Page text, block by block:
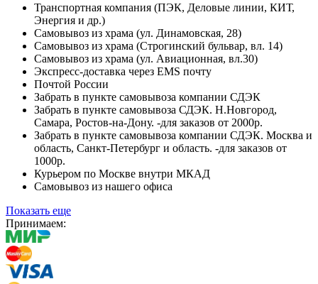
Транспортная компания (ПЭК, Деловые линии, КИТ,
Энергия и др.)
Самовывоз из храма (ул. Динамовская, 28)
Самовывоз из храма (Строгинский бульвар, вл. 14)
Самовывоз из храма (ул. Авиационная, вл.30)
Экспресс-доставка через EMS почту
Почтой России
Забрать в пункте самовывоза компании СДЭК
Забрать в пункте самовывоза СДЭК. Н.Новгород,
Самара, Ростов-на-Дону. -для заказов от 2000р.
Забрать в пункте самовывоза компании СДЭК. Москва и
область, Санкт-Петербург и область. -для заказов от
1000р.
Курьером по Москве внутри МКАД
Самовывоз из нашего офиса
Показать еще
Принимаем: